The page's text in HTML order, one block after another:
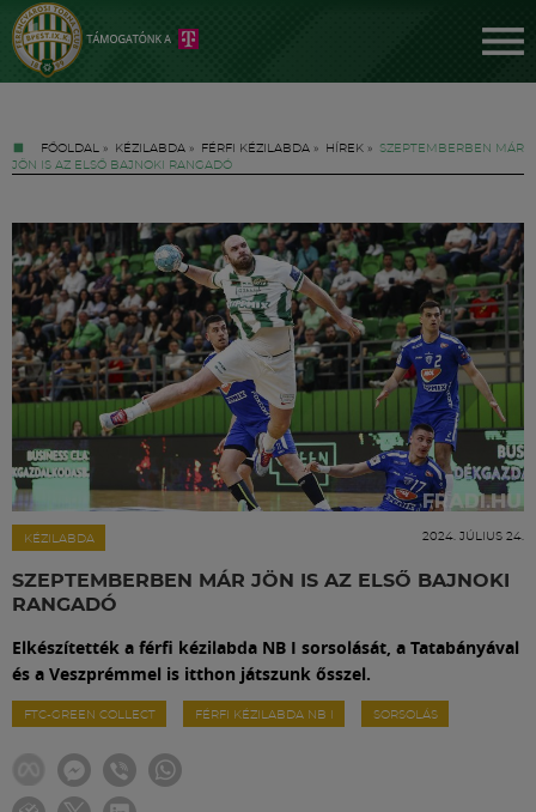
FŐOLDAL » KÉZILABDA » FÉRFI KÉZILABDA » HÍREK »
SZEPTEMBERBEN MÁR
JÖN IS AZ ELSŐ BAJNOKI RANGADÓ
KÉZILABDA 2024. JÚLIUS 24.
SZEPTEMBERBEN MÁR JÖN IS AZ ELSŐ BAJNOKI
RANGADÓ
Elkészítették a férfi kézilabda NB I sorsolását, a Tatabányával
és a Veszprémmel is itthon játszunk ősszel.
FTC-GREEN COLLECT FÉRFI KÉZILABDA NB I SORSOLÁS
Jegyek
FM YouTube +
Hírek
Labdarúgás
Meccscenter
Klub